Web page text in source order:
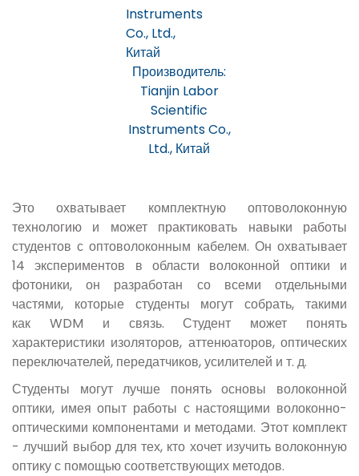
Производитель:
Tianjin Labor
Scientific
Instruments Co.,
Ltd., Китай
Это охватывает комплектную оптоволоконную
технологию и может практиковать навыки работы
студентов с оптоволоконным кабелем. Он охватывает
14 экспериментов в области волоконной оптики и
фотоники, он разработан со всеми отдельными
частями, которые студенты могут собрать, такими
как WDM и связь. Студент может понять
характеристики изоляторов, аттенюаторов, оптических
переключателей, передатчиков, усилителей и т. д.
Студенты могут лучше понять основы волоконной
оптики, имея опыт работы с настоящими волоконно-
оптическими компонентами и методами. Этот комплект
- лучший выбор для тех, кто хочет изучить волоконную
оптику с помощью соответствующих методов.